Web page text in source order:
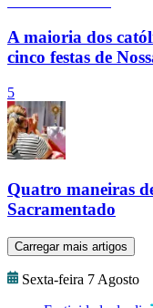
A maioria dos
cinco festas de
5
Quatro maneiras
Sacramentado
Carregar mais artigos
Sexta-feira 7 Agosto